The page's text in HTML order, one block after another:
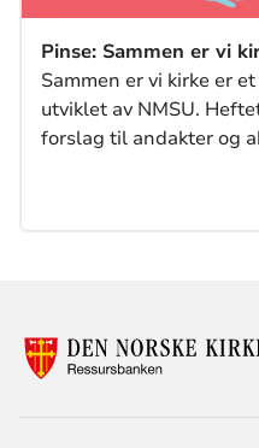
Pinse: Sammen er vi
Sammen er vi kirke er
utviklet av NMSU.
forslag til andakter og
et verdensvidt